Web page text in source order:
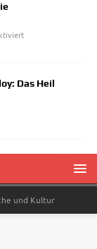
Das Heil
und Kultur